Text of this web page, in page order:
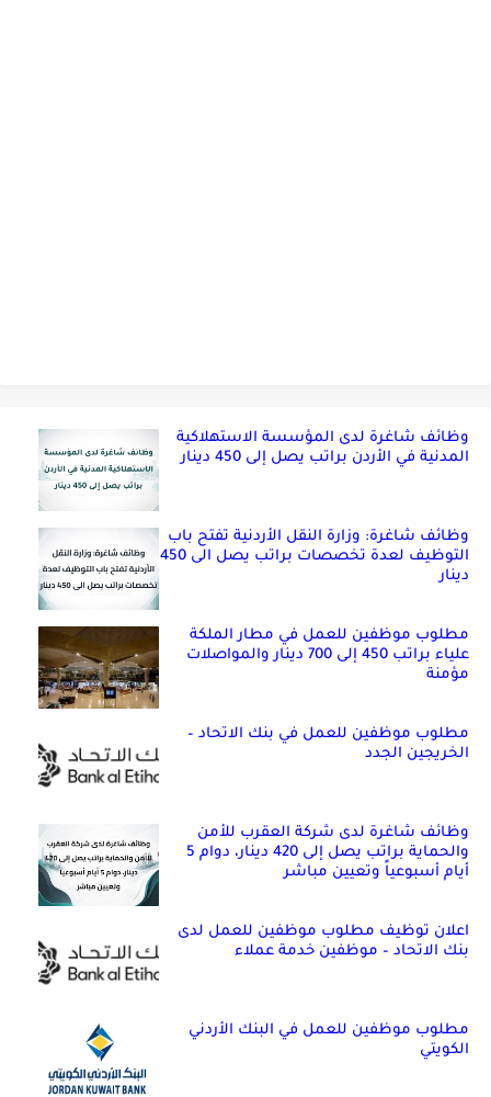
وظائف شاغرة لدى المؤسسة الاستهلاكية
المدنية في الأردن براتب يصل إلى 450 دينار
وظائف شاغرة: وزارة النقل الأردنية تفتح باب
التوظيف لعدة تخصصات براتب يصل الى 450
دينار
مطلوب موظفين للعمل في مطار الملكة
علياء براتب 450 إلى 700 دينار والمواصلات
مؤمنة
مطلوب موظفين للعمل في بنك الاتحاد –
الخريجين الجدد
وظائف شاغرة لدى شركة العقرب للأمن
والحماية براتب يصل إلى 420 دينار، دوام 5
أيام أسبوعياً وتعيين مباشر
اعلان توظيف مطلوب موظفين للعمل لدى
بنك الاتحاد – موظفين خدمة عملاء
مطلوب موظفين للعمل في البنك الأردني
الكويتي